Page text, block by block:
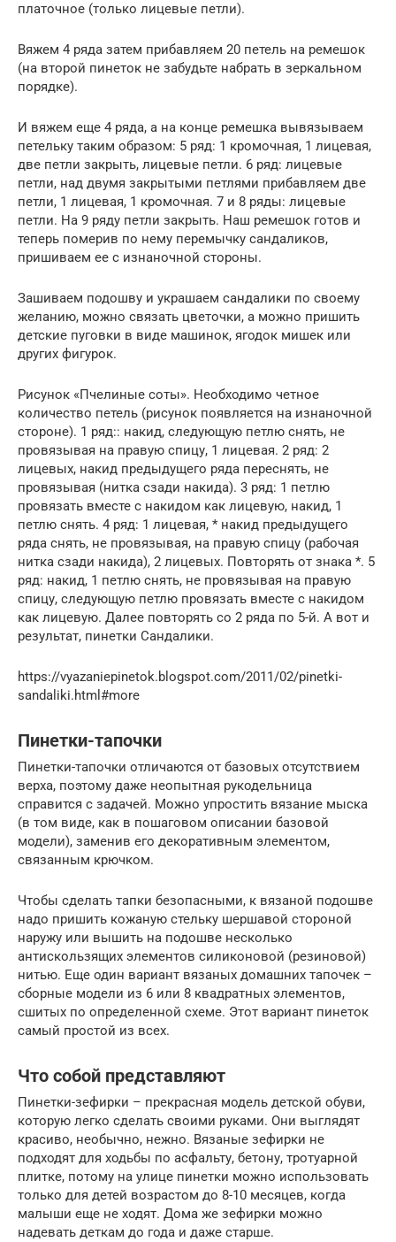
платочное (только лицевые петли).
Вяжем 4 ряда затем прибавляем 20 петель на ремешок
(на второй пинеток не забудьте набрать в зеркальном
порядке).
И вяжем еще 4 ряда, а на конце ремешка вывязываем
петельку таким образом: 5 ряд: 1 кромочная, 1 лицевая,
две петли закрыть, лицевые петли. 6 ряд: лицевые
петли, над двумя закрытыми петлями прибавляем две
петли, 1 лицевая, 1 кромочная. 7 и 8 ряды: лицевые
петли. На 9 ряду петли закрыть. Наш ремешок готов и
теперь померив по нему перемычку сандаликов,
пришиваем ее с изнаночной стороны.
Зашиваем подошву и украшаем сандалики по своему
желанию, можно связать цветочки, а можно пришить
детские пуговки в виде машинок, ягодок мишек или
других фигурок.
Рисунок «Пчелиные соты». Необходимо четное
количество петель (рисунок появляется на изнаночной
стороне). 1 ряд:: накид, следующую петлю снять, не
провязывая на правую спицу, 1 лицевая. 2 ряд: 2
лицевых, накид предыдущего ряда переснять, не
провязывая (нитка сзади накида). 3 ряд: 1 петлю
провязать вместе с накидом как лицевую, накид, 1
петлю снять. 4 ряд: 1 лицевая, * накид предыдущего
ряда снять, не провязывая, на правую спицу (рабочая
нитка сзади накида), 2 лицевых. Повторять от знака *. 5
ряд: накид, 1 петлю снять, не провязывая на правую
спицу, следующую петлю провязать вместе с накидом
как лицевую. Далее повторять со 2 ряда по 5-й. А вот и
результат, пинетки Сандалики.
https://vyazaniepinetok.blogspot.com/2011/02/pinetki-
sandaliki.html#more
Пинетки-тапочки
Пинетки-тапочки отличаются от базовых отсутствием
верха, поэтому даже неопытная рукодельница
справится с задачей. Можно упростить вязание мыска
(в том виде, как в пошаговом описании базовой
модели), заменив его декоративным элементом,
связанным крючком.
Чтобы сделать тапки безопасными, к вязаной подошве
надо пришить кожаную стельку шершавой стороной
наружу или вышить на подошве несколько
антискользящих элементов силиконовой (резиновой)
нитью. Еще один вариант вязаных домашних тапочек –
сборные модели из 6 или 8 квадратных элементов,
сшитых по определенной схеме. Этот вариант пинеток
самый простой из всех.
Что собой представляют
Пинетки-зефирки – прекрасная модель детской обуви,
которую легко сделать своими руками. Они выглядят
красиво, необычно, нежно. Вязаные зефирки не
подходят для ходьбы по асфальту, бетону, тротуарной
плитке, потому на улице пинетки можно использовать
только для детей возрастом до 8-10 месяцев, когда
малыши еще не ходят. Дома же зефирки можно
надевать деткам до года и даже старше.